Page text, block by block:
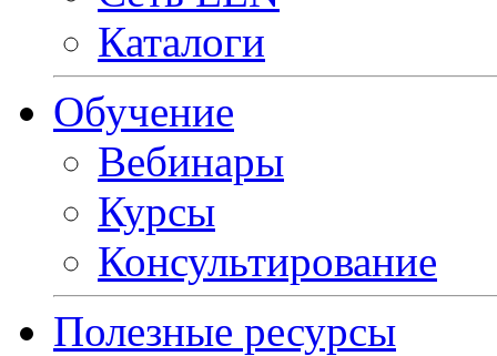
Каталоги
Обучение
Вебинары
Курсы
Консультирование
Полезные ресурсы